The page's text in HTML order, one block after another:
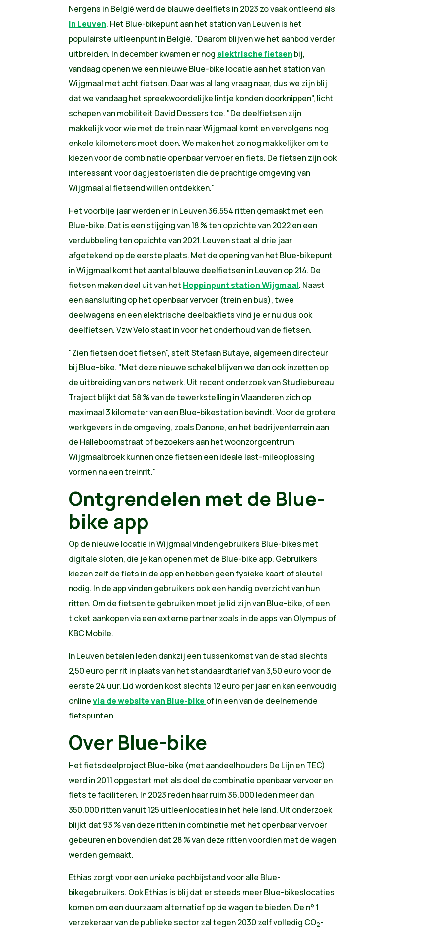
Nergens in België werd de blauwe deelfiets in 2023 zo vaak ontleend als
in Leuven. Het Blue-bikepunt aan het station van Leuven is het
populairste uitleenpunt in België. "Daarom blijven we het aanbod verder
uitbreiden. In december kwamen er nog elektrische fietsen bij,
vandaag openen we een nieuwe Blue-bike locatie aan het station van
Wijgmaal met acht fietsen. Daar was al lang vraag naar, dus we zijn blij
dat we vandaag het spreekwoordelijke lintje konden doorknippen", licht
schepen van mobiliteit David Dessers toe. "De deelfietsen zijn
makkelijk voor wie met de trein naar Wijgmaal komt en vervolgens nog
enkele kilometers moet doen. We maken het zo nog makkelijker om te
kiezen voor de combinatie openbaar vervoer en fiets. De fietsen zijn ook
interessant voor dagjestoeristen die de prachtige omgeving van
Wijgmaal al fietsend willen ontdekken."
Het voorbije jaar werden er in Leuven 36.554 ritten gemaakt met een
Blue-bike. Dat is een stijging van 18 % ten opzichte van 2022 en een
verdubbeling ten opzichte van 2021. Leuven staat al drie jaar
afgetekend op de eerste plaats. Met de opening van het Blue-bikepunt
in Wijgmaal komt het aantal blauwe deelfietsen in Leuven op 214. De
fietsen maken deel uit van het Hoppinpunt station Wijgmaal. Naast
een aansluiting op het openbaar vervoer (trein en bus), twee
deelwagens en een elektrische deelbakfiets vind je er nu dus ook
deelfietsen. Vzw Velo staat in voor het onderhoud van de fietsen.
"Zien fietsen doet fietsen", stelt Stefaan Butaye, algemeen directeur
bij Blue-bike. "Met deze nieuwe schakel blijven we dan ook inzetten op
de uitbreiding van ons netwerk. Uit recent onderzoek van Studiebureau
Traject blijkt dat 58 % van de tewerkstelling in Vlaanderen zich op
maximaal 3 kilometer van een Blue-bikestation bevindt. Voor de grotere
werkgevers in de omgeving, zoals Danone, en het bedrijventerrein aan
de Halleboomstraat of bezoekers aan het woonzorgcentrum
Wijgmaalbroek kunnen onze fietsen een ideale last-mileoplossing
vormen na een treinrit."
Ontgrendelen met de Blue-
bike app
​Op de nieuwe locatie in Wijgmaal vinden gebruikers Blue-bikes met
digitale sloten, die je kan openen met de Blue-bike app. Gebruikers
kiezen zelf de fiets in de app en hebben geen fysieke kaart of sleutel
nodig. In de app vinden gebruikers ook een handig overzicht van hun
ritten. Om de fietsen te gebruiken moet je lid zijn van Blue-bike, of een
ticket aankopen via een externe partner zoals in de apps van Olympus of
KBC Mobile.
In Leuven betalen leden dankzij een tussenkomst van de stad slechts
2,50 euro per rit in plaats van het standaardtarief van 3,50 euro voor de
eerste 24 uur. Lid worden kost slechts 12 euro per jaar en kan eenvoudig
onlinevia de website van Blue-bike of in een van de deelnemende
fietspunten.
Over Blue-bike
Het fietsdeelproject Blue-bike (met aandeelhouders De Lijn en TEC)
werd in 2011 opgestart met als doel de combinatie openbaar vervoer en
fiets te faciliteren. In 2023 reden haar ruim 36.000 leden meer dan
350.000 ritten vanuit 125 uitleenlocaties in het hele land. Uit onderzoek
blijkt dat 93 % van deze ritten in combinatie met het openbaar vervoer
gebeuren en bovendien dat 28 % van deze ritten voordien met de wagen
werden gemaakt.
Ethias zorgt voor een unieke pechbijstand voor alle Blue-
bikegebruikers. Ook Ethias is blij dat er steeds meer Blue-bikeslocaties
komen om een duurzaam alternatief op de wagen te bieden. De n° 1
verzekeraar van de publieke sector zal tegen 2030 zelf volledig CO2-